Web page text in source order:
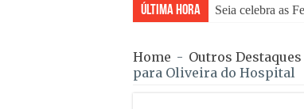
Última Hora GNR de Gouveia
Home - Outros Destaques
para Oliveira do Hospital